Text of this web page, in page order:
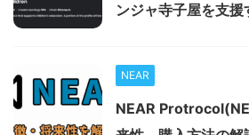
ンジャ寺子屋を支援
NEAR
NEAR